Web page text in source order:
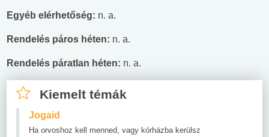
Egyéb elérhetőség: n. a.
Rendelés páros héten: n. a.
Rendelés páratlan héten: n. a.
Kiemelt témák
Jogaid
Ha orvoshoz kell menned, vagy kórházba kerülsz